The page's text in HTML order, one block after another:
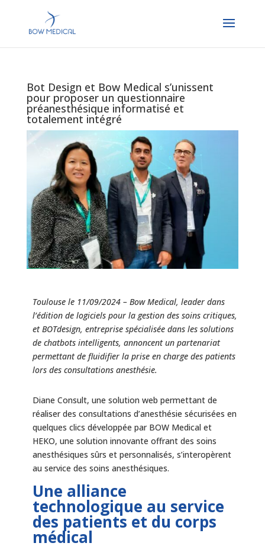
Bot Design et Bow Medical s’unissent
pour proposer un questionnaire
préanesthésique informatisé et
totalement intégré
Toulouse le 11/09/2024 – Bow Medical, leader dans
l’édition de logiciels pour la gestion des soins critiques,
et BOTdesign, entreprise spécialisée dans les solutions
de chatbots intelligents, annoncent un partenariat
permettant de fluidifier la prise en charge des patients
lors des consultations anesthésie.
Diane Consult, une solution web permettant de
réaliser des consultations d’anesthésie sécurisées en
quelques clics développée par BOW Medical et
HEKO, une solution innovante offrant des soins
anesthésiques sûrs et personnalisés, s’interopèrent
au service des soins anesthésiques.
Une alliance
technologique au service
des patients et du corps
médical